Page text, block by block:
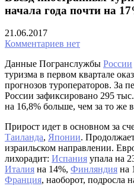
начала года почти на
21.06.2017
Комментариев нет
Данные Погранслужбы России
туризма в первом квартале
прогнозов туроператоров. За
России зафиксировано 295
на 16,8% больше, чем за то же
Прирост идет в основном за
Таиланда, Японии.
израильском направлении.
лихорадит: Испания упала на
Италия на 14%, Финляндия на
Франция, наоборот, подросла